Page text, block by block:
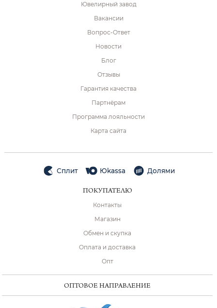
Ювелирный завод
Вакансии
Вопрос-Ответ
Новости
Блог
Отзывы
Гарантия качества
Партнёрам
Программа лояльности
Карта сайта
Сплит Юkassa Долями
ПОКУПАТЕЛЮ
Контакты
Магазин
Обмен и скупка
Оплата и доставка
Опт
ОПТОВОЕ НАПРАВЛЕНИЕ